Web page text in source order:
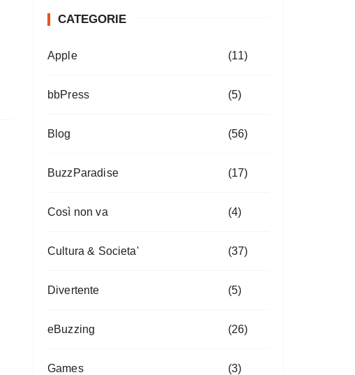
CATEGORIE
Apple (11)
bbPress (5)
Blog (56)
BuzzParadise (17)
Così non va (4)
Cultura & Societa' (37)
Divertente (5)
eBuzzing (26)
Games (3)